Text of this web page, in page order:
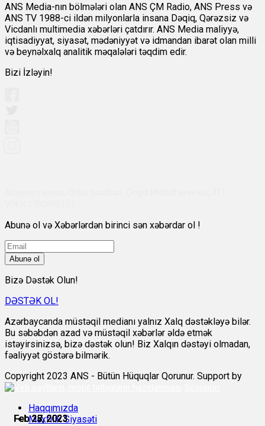
Feb 27, 2023
Feb 27, 2023
Feb 27, 2023
Feb 27, 2023
Feb 28, 2023
Feb 28, 2023
ANS Media-nın bölmələri olan ANS ÇM Radio, ANS Press və
ANS TV 1988-ci ildən milyonlarla insana Dəqiq, Qərəzsiz və
Vicdanlı multimedia xəbərləri çatdırır. ANS Media maliyyə,
iqtisadiyyat, siyasət, mədəniyyət və idmandan ibarət olan milli
və beynəlxalq analitik məqalələri təqdim edir.
Bizi İzləyin!
Abunə ol və Xəbərlərdən birinci sən xəbərdar ol !
Abunə ol
Bizə Dəstək Olun!
DƏSTƏK OL!
Azərbaycanda müstəqil medianı yalnız Xalq dəstəkləyə bilər.
Bu səbəbdən azad və müstəqil xəbərlər əldə etmək
istəyirsinizsə, bizə dəstək olun! Biz Xalqın dəstəyi olmadan,
fəaliyyət göstərə bilmərik.
Copyright 2023 ANS - Bütün Hüquqlar Qorunur. Support by
Haqqımızda
Məxfilik Siyasəti